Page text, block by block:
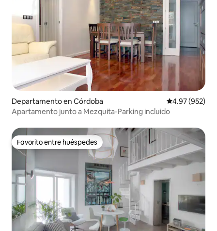
Departamento en Córdoba Calificación
4.97 (952)
Apartamento junto a Mezquita-Parking incluido
Favorito entre huéspedes
Favorito entre huéspedes